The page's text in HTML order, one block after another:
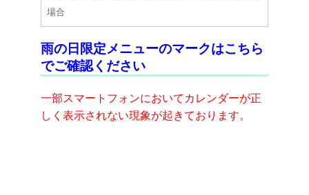
場合
☆初めての方・初めての施術がある方
18時45分までは1Fでの受付となります。18時45分以
☆診察の有無にかかわらず、月初めに資格確認書を確
雨の日限定メニューのマークはこちら
でご確認ください
一部スマートフォンにおいてカレンダーが正
しく表示されない現象が起きております。